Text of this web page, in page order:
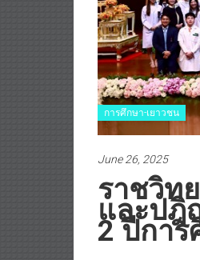
การศึกษา-เยาวชน
June 26, 2025
ราชวิท
และปฎิ
2 ปีการ